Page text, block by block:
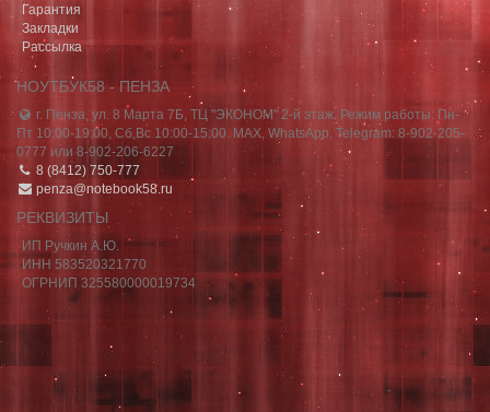
Гарантия
Закладки
Рассылка
НОУТБУК58 - ПЕНЗА
г. Пенза, ул. 8 Марта 7Б, ТЦ "ЭКОНОМ" 2-й этаж. Режим работы: Пн-
Пт 10:00-19:00, Сб,Вс 10:00-15:00. MAX, WhatsApp, Telegram: 8-902-205-
0777 или 8-902-206-6227
8 (8412) 750-777
penza@notebook58.ru
РЕКВИЗИТЫ
ИП Ручкин А.Ю.
ИНН 583520321770
ОГРНИП 325580000019734